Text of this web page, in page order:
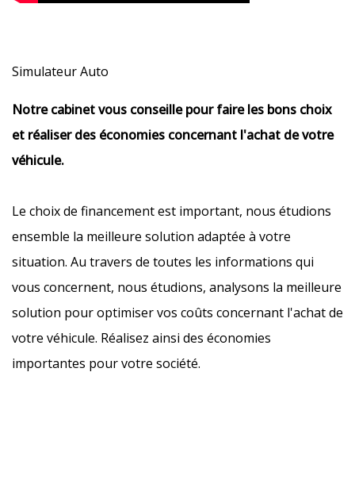
Simulateur Auto
Notre cabinet vous conseille pour faire les bons choix
et réaliser des économies concernant l'achat de votre
véhicule.
Le choix de financement est important, nous étudions
ensemble la meilleure solution adaptée à votre
situation. Au travers de toutes les informations qui
vous concernent, nous étudions, analysons la meilleure
solution pour optimiser vos coûts concernant l'achat de
votre véhicule. Réalisez ainsi des économies
importantes pour votre société.